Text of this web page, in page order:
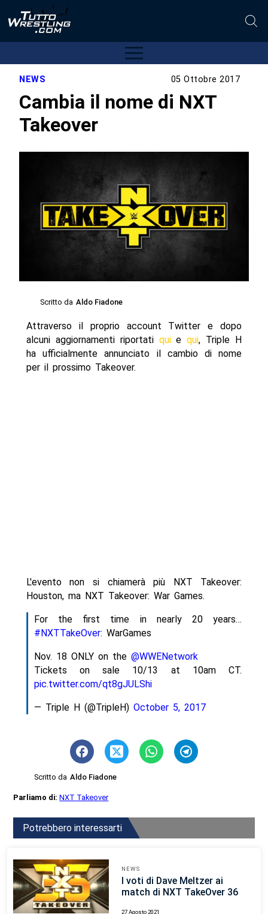
NEWS 05 Ottobre 2017
Cambia il nome di NXT
Takeover
Scritto da Aldo Fiadone
Attraverso il proprio account Twitter e dopo
alcuni aggiornamenti riportati quiequi, Triple H
ha ufficialmente annunciato il cambio di nome
per il prossimo Takeover.
L'evento non si chiamerà più NXT Takeover:
Houston, ma NXT Takeover: War Games.
For the first time in nearly 20 years…
#NXTTakeOver: WarGames
Nov. 18 ONLY on the @WWENetwork
Tickets on sale 10/13 at 10am CT.
pic.twitter.com/qt8gJULShi
— Triple H (@TripleH) October 5, 2017
Scritto da Aldo Fiadone
Parliamo di:NXT Takeover
Potrebbero interessarti
NEWS
I voti di Dave Meltzer ai
match di NXT TakeOver 36
27 Agosto 2021